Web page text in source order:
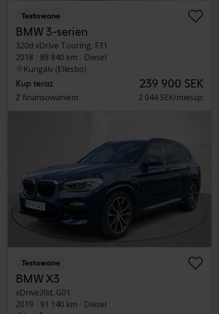
Testowane
BMW 3-serien
320d xDrive Touring, F31
2018
88 840 km
Diesel
Kungälv (Ellesbo)
Kup teraz 239 900 SEK
Z finansowaniem 2 044 SEK/miesiąc
Testowane
BMW X3
xDrive20d, G01
2019
91 140 km
Diesel